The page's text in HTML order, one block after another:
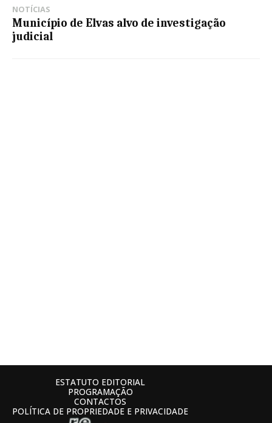
NOTÍCIAS
Município de Elvas alvo de investigação
judicial
ESTATUTO EDITORIAL
PROGRAMAÇÃO
CONTACTOS
POLÍTICA DE PROPRIEDADE E PRIVACIDADE